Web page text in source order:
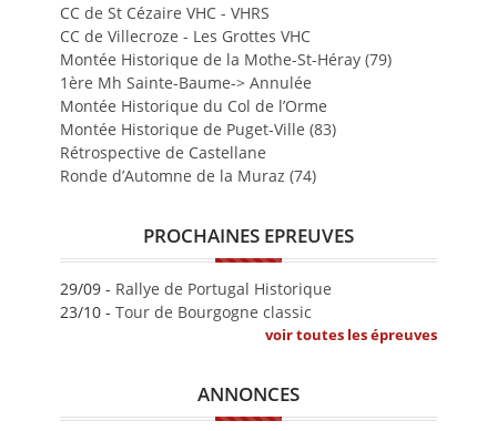
CC de St Cézaire VHC - VHRS
CC de Villecroze - Les Grottes VHC
Montée Historique de la Mothe-St-Héray (79)
1ère Mh Sainte-Baume-> Annulée
Montée Historique du Col de l’Orme
Montée Historique de Puget-Ville (83)
Rétrospective de Castellane
Ronde d’Automne de la Muraz (74)
PROCHAINES EPREUVES
29/09 - Rallye de Portugal Historique
23/10 - Tour de Bourgogne classic
voir toutes les épreuves
ANNONCES